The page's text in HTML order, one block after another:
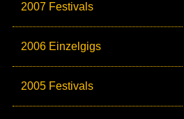
2007 Festivals
2006 Einzelgigs
2005 Festivals